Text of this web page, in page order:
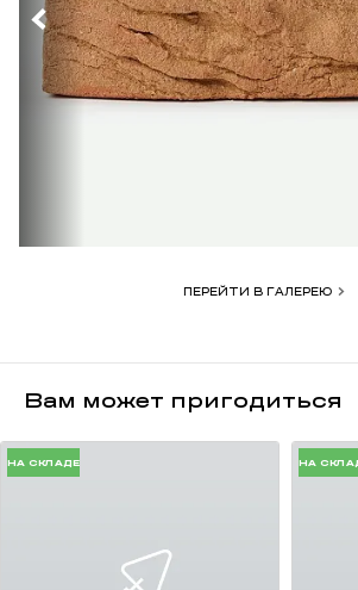
произведён вручную, каждый кирпич
следы рук мастера;
цена ниже Европейских аналогов;
большой ассортимент;
ПЕРЕЙТИ В ГАЛЕРЕЮ
Вам может пригодиться
НА СКЛАДЕ НА